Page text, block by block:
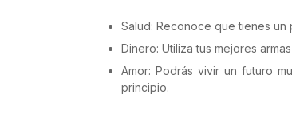
Salud: Reconoce que tienes
Dinero: Utiliza tus mejores
Amor: Podrás vivir un futuro
principio.